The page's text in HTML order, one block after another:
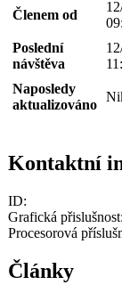
Členem od
Poslední
návštěva
Naposledy
aktualizováno
Kontaktní
ID:
Grafická přislušnost:
Procesorová
Články